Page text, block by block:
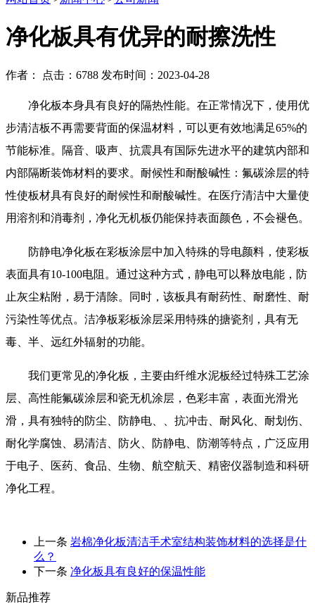
净化板具有优异的耐擦洗性
作者： 点击：6788 发布时间：2023-04-28
净化板本身具有良好的隔热性能。在正常情况下，使用优
步清洁板不再需要背面的保温材料，可以更有效地满足65%的
节能标准。隔音、吸声、抗震具有国际先进水平的建筑内部和
内部隔断装饰材料的要求。耐候性和耐酸碱性：氟碳涂层的特
性使板材具有良好的耐候性和耐酸碱性。在医疗清洁中大量使
用溶剂和消毒剂，净化无机板仍能保持表面颜色，不会褪色。
防静电净化板在彩板涂层中加入特殊的导电颜料，使彩板
表面具有10-100电阻。通过这种方式，静电可以释放电能，防
止灰尘粘附，易于清除。同时，该板具有耐药性、耐磨性、耐
污染性等优点。洁净板彩板涂层采用特殊的搪瓷剂，具有无
毒、半、远红外辐射的功能。
我们更常见的净化板，主要由纤维水泥板经过特殊工艺涂
层、高性能氟碳涂层和瓷无机涂层，色彩丰富，表面光滑光
滑，具有独特的防尘、防静电、、抗冲击、耐风化、耐划伤、
耐化学腐蚀、易清洁、防火、防静电、防潮等特点，广泛应用
于电子、医药、食品、生物、航空航天、精密仪器制造和科研
净化工程。
上一条 岩棉净化板清洁手术室结构装饰材料的选择是什
么？
下一条 净化板具有良好的保温性能
新品推荐